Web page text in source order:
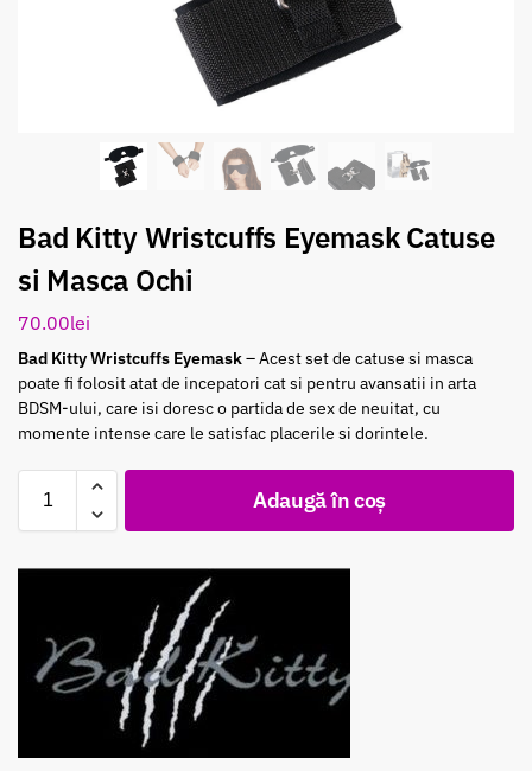
Bad Kitty Wristcuffs Eyemask Catuse
si Masca Ochi
70.00lei
Bad Kitty Wristcuffs Eyemask– Acest set de catuse si masca
poate fi folosit atat de incepatori cat si pentru avansatii in arta
BDSM-ului, care isi doresc o partida de sex de neuitat, cu
momente intense care le satisfac placerile si dorintele.
Adaugă în coș